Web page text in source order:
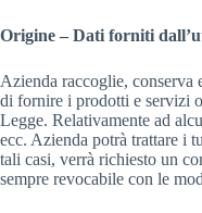
Origine – Dati forniti
Azienda raccoglie, conserva
di fornire i prodotti e servizi
Legge. Relativamente ad
ecc. Azienda potrà trattare i
tali casi, verrà richiesto un
sempre revocabile con le